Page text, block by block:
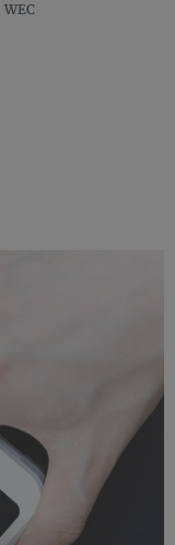
WEC